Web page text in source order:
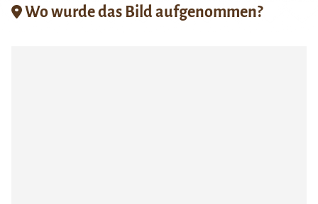
Wo wurde das Bild aufgenommen?